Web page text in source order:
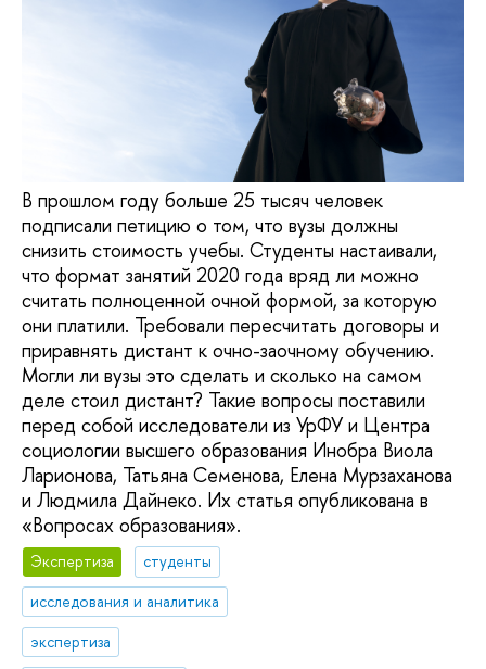
В прошлом году больше 25 тысяч человек
подписали петицию о том, что вузы должны
снизить стоимость учебы. Студенты настаивали,
что формат занятий 2020 года вряд ли можно
считать полноценной очной формой, за которую
они платили. Требовали пересчитать договоры и
приравнять дистант к очно-заочному обучению.
Могли ли вузы это сделать и сколько на самом
деле стоил дистант? Такие вопросы поставили
перед собой исследователи из УрФУ и Центра
социологии высшего образования Инобра Виола
Ларионова, Татьяна Семенова, Елена Мурзаханова
и Людмила Дайнеко. Их статья опубликована в
«Вопросах образования».
Экспертиза
студенты
исследования и аналитика
экспертиза